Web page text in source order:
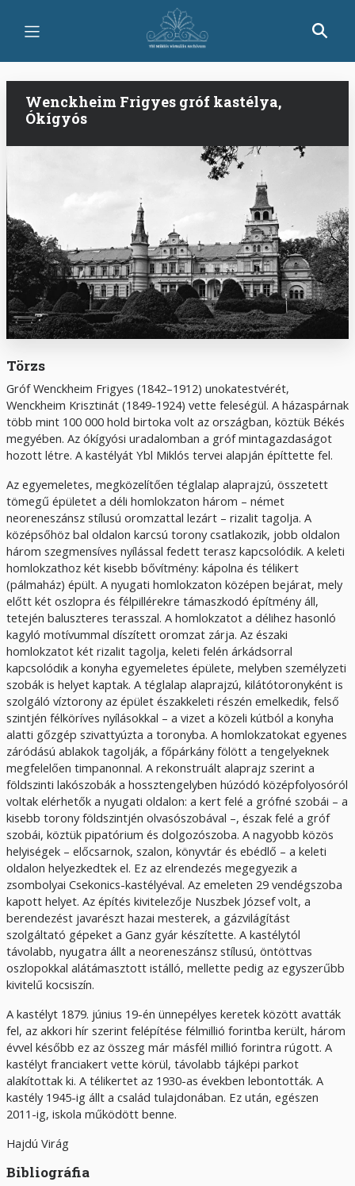
tartalomra
Wenckheim Frigyes gróf kastélya,
Ókígyós
Törzs
Gróf Wenckheim Frigyes (1842–1912) unokatestvérét,
Wenckheim Krisztinát (1849-1924) vette feleségül. A házaspárnak
több mint 100 000 hold birtoka volt az országban, köztük Békés
megyében. Az ókígyósi uradalomban a gróf mintagazdaságot
hozott létre. A kastélyát Ybl Miklós tervei alapján építtette fel.
Az egyemeletes, megközelítően téglalap alaprajzú, összetett
tömegű épületet a déli homlokzaton három – német
neoreneszánsz stílusú oromzattal lezárt – rizalit tagolja. A
középsőhöz bal oldalon karcsú torony csatlakozik, jobb oldalon
három szegmensíves nyílással fedett terasz kapcsolódik. A keleti
homlokzathoz két kisebb bővítmény: kápolna és télikert
(pálmaház) épült. A nyugati homlokzaton középen bejárat, mely
előtt két oszlopra és félpillérekre támaszkodó építmény áll,
tetején baluszteres terasszal. A homlokzatot a délihez hasonló
kagyló motívummal díszített oromzat zárja. Az északi
homlokzatot két rizalit tagolja, keleti felén árkádsorral
kapcsolódik a konyha egyemeletes épülete, melyben személyzeti
szobák is helyet kaptak. A téglalap alaprajzú, kilátótoronyként is
szolgáló víztorony az épület északkeleti részén emelkedik, felső
szintjén félköríves nyílásokkal – a vizet a közeli kútból a konyha
alatti gőzgép szivattyúzta a toronyba. A homlokzatokat egyenes
záródású ablakok tagolják, a főpárkány fölött a tengelyeknek
megfelelően timpanonnal. A rekonstruált alaprajz szerint a
földszinti lakószobák a hossztengelyben húzódó középfolyosóról
voltak elérhetők a nyugati oldalon: a kert felé a grófné szobái – a
kisebb torony földszintjén olvasószobával –, észak felé a gróf
szobái, köztük pipatórium és dolgozószoba. A nagyobb közös
helyiségek – előcsarnok, szalon, könyvtár és ebédlő – a keleti
oldalon helyezkedtek el. Ez az elrendezés megegyezik a
zsombolyai Csekonics-kastélyéval. Az emeleten 29 vendégszoba
kapott helyet. Az építés kivitelezője Nuszbek József volt, a
berendezést javarészt hazai mesterek, a gázvilágítást
szolgáltató gépeket a Ganz gyár készítette. A kastélytól
távolabb, nyugatra állt a neoreneszánsz stílusú, öntöttvas
oszlopokkal alátámasztott istálló, mellette pedig az egyszerűbb
kivitelű kocsiszín.
A kastélyt 1879. június 19-én ünnepélyes keretek között avatták
fel, az akkori hír szerint felépítése félmillió forintba került, három
évvel később ez az összeg már másfél millió forintra rúgott. A
kastélyt franciakert vette körül, távolabb tájképi parkot
alakítottak ki. A télikertet az 1930-as években lebontották. A
kastély 1945-ig állt a család tulajdonában. Ez után, egészen
2011-ig, iskola működött benne.
Hajdú Virág
Bibliográfia